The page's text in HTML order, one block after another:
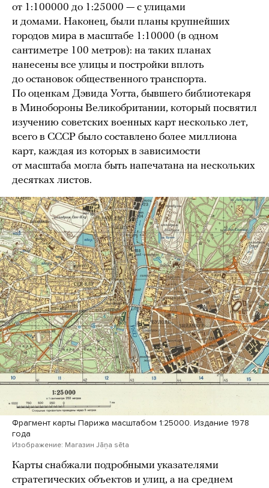
от 1:100000 до 1:25000 — с улицами
и домами. Наконец, были планы крупнейших
городов мира в масштабе 1:10000 (в одном
сантиметре 100 метров): на таких планах
нанесены все улицы и постройки вплоть
до остановок общественного транспорта.
По оценкам Дэвида Уотта, бывшего библиотекаря
в Минобороны Великобритании, который посвятил
изучению советских военных карт несколько лет,
всего в СССР было составлено более миллиона
карт, каждая из которых в зависимости
от масштаба могла быть напечатана на нескольких
десятках листов.
Фрагмент карты Парижа масштабом 1:25000. Издание 1978
года
Изображение: Магазин Jāņa sēta
Карты снабжали подробными указателями
стратегических объектов и улиц, а на среднем